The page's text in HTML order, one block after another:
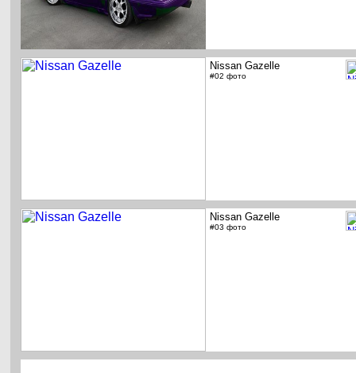
Nissan Gazelle
#02 фото
Nissan Gazelle
#03 фото